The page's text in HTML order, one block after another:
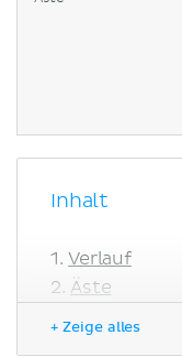
Inhalt
Verlauf
Äste
+ Zeige alles